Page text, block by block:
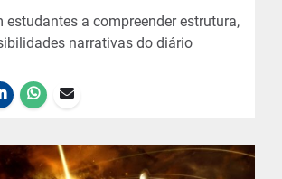
estudantes a compreender estrutura,
narrativas do diário